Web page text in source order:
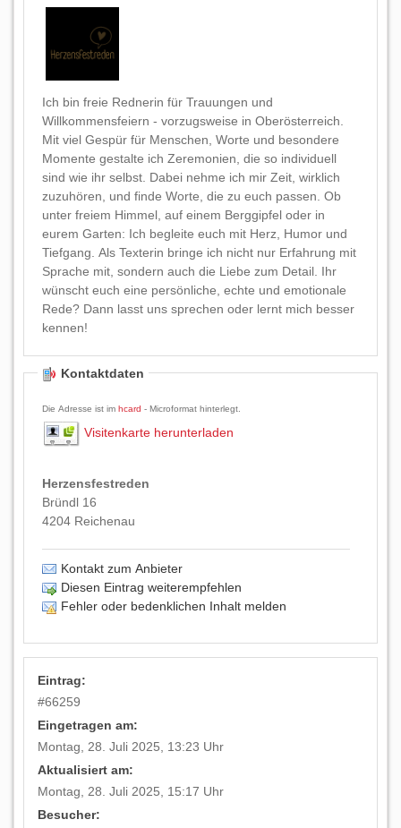
Ich bin freie Rednerin für Trauungen und
Willkommensfeiern - vorzugsweise in Oberösterreich.
Mit viel Gespür für Menschen, Worte und besondere
Momente gestalte ich Zeremonien, die so individuell
sind wie ihr selbst. Dabei nehme ich mir Zeit, wirklich
zuzuhören, und finde Worte, die zu euch passen. Ob
unter freiem Himmel, auf einem Berggipfel oder in
eurem Garten: Ich begleite euch mit Herz, Humor und
Tiefgang. Als Texterin bringe ich nicht nur Erfahrung mit
Sprache mit, sondern auch die Liebe zum Detail. Ihr
wünscht euch eine persönliche, echte und emotionale
Rede? Dann lasst uns sprechen oder lernt mich besser
kennen!
Kontaktdaten
Die Adresse ist im hcard - Microformat hinterlegt.
Visitenkarte herunterladen
Herzensfestreden
Bründl 16
4204 Reichenau
Kontakt zum Anbieter
Diesen Eintrag weiterempfehlen
Fehler oder bedenklichen Inhalt melden
Eintrag:
#66259
Eingetragen am:
Montag, 28. Juli 2025, 13:23 Uhr
Aktualisiert am:
Montag, 28. Juli 2025, 15:17 Uhr
Besucher: